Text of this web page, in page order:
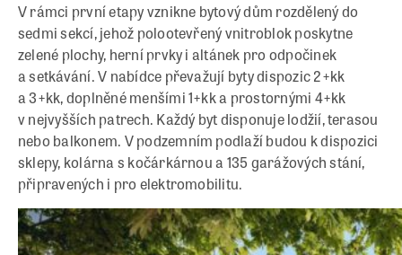
V rámci první etapy vznikne bytový dům rozdělený do
sedmi sekcí, jehož polootevřený vnitroblok poskytne
zelené plochy, herní prvky i altánek pro odpočinek
a setkávání. V nabídce převažují byty dispozic 2+kk
a 3+kk, doplněné menšími 1+kk a prostornými 4+kk
v nejvyšších patrech. Každý byt disponuje lodžií, terasou
nebo balkonem. V podzemním podlaží budou k dispozici
sklepy, kolárna s kočárkárnou a 135 garážových stání,
připravených i pro elektromobilitu.